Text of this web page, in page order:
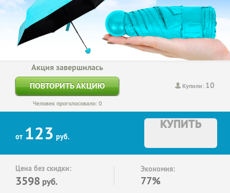
Купили: 10
Акция завершилась
ПОВТОРИТЬ АКЦИЮ
Человек проголосовало: 0
от 123 руб.
КУПИТЬ
Цена без скидки:
3598 руб.
Экономия:
77%